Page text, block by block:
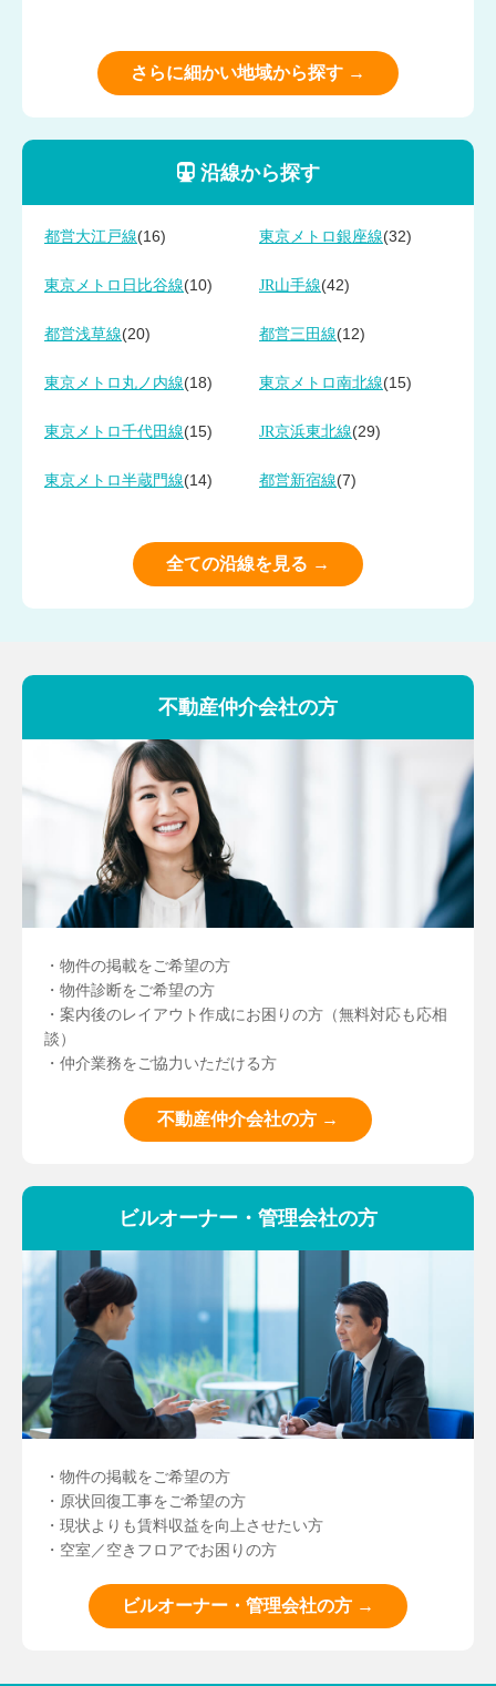
さらに細かい地域から探す →
沿線から探す
都営大江戸線(16) 東京メトロ銀座線(32)
東京メトロ日比谷線(10) JR山手線(42)
都営浅草線(20) 都営三田線(12)
東京メトロ丸ノ内線(18) 東京メトロ南北線(15)
東京メトロ千代田線(15) JR京浜東北線(29)
東京メトロ半蔵門線(14) 都営新宿線(7)
全ての沿線を見る →
不動産仲介会社の方
・物件の掲載をご希望の方
・物件診断をご希望の方
・案内後のレイアウト作成にお困りの方（無料対応も応相
談）
・仲介業務をご協力いただける方
不動産仲介会社の方 →
ビルオーナー・管理会社の方
・物件の掲載をご希望の方
・原状回復工事をご希望の方
・現状よりも賃料収益を向上させたい方
・空室／空きフロアでお困りの方
ビルオーナー・管理会社の方 →